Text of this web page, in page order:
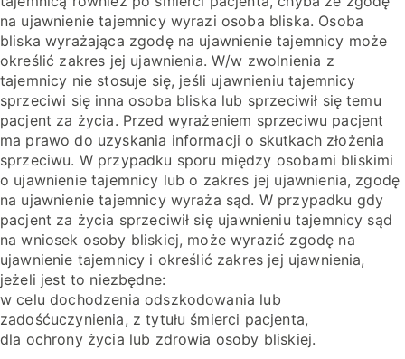
na ujawnienie tajemnicy wyrazi osoba bliska. Osoba
bliska wyrażająca zgodę na ujawnienie tajemnicy może
określić zakres jej ujawnienia. W/w zwolnienia z
tajemnicy nie stosuje się, jeśli ujawnieniu tajemnicy
sprzeciwi się inna osoba bliska lub sprzeciwił się temu
pacjent za życia. Przed wyrażeniem sprzeciwu pacjent
ma prawo do uzyskania informacji o skutkach złożenia
sprzeciwu. W przypadku sporu między osobami bliskimi
o ujawnienie tajemnicy lub o zakres jej ujawnienia, zgodę
na ujawnienie tajemnicy wyraża sąd. W przypadku gdy
pacjent za życia sprzeciwił się ujawnieniu tajemnicy sąd
na wniosek osoby bliskiej, może wyrazić zgodę na
ujawnienie tajemnicy i określić zakres jej ujawnienia,
jeżeli jest to niezbędne:
w celu dochodzenia odszkodowania lub
zadośćuczynienia, z tytułu śmierci pacjenta,
dla ochrony życia lub zdrowia osoby bliskiej.